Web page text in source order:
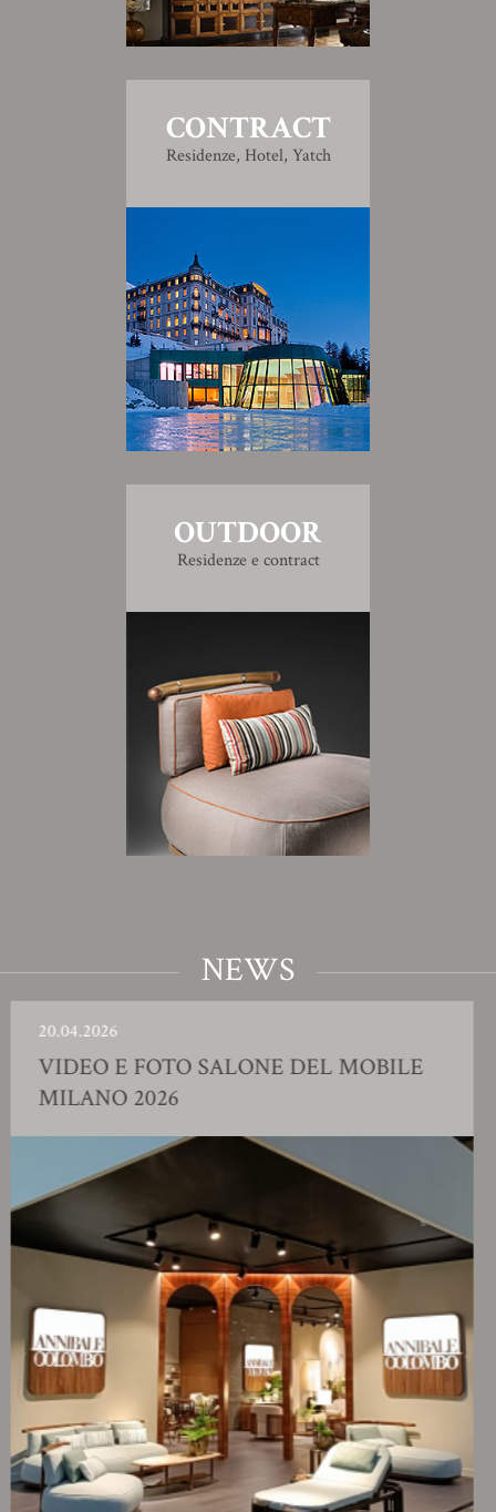
CONTRACT
Residenze, Hotel, Yatch
OUTDOOR
Residenze e contract
NEWS
E FOTO SALONE DEL MOBILE
2026